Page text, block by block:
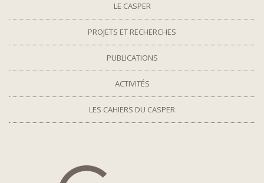
LE CASPER
PROJETS ET RECHERCHES
PUBLICATIONS
ACTIVITÉS
LES CAHIERS DU CASPER